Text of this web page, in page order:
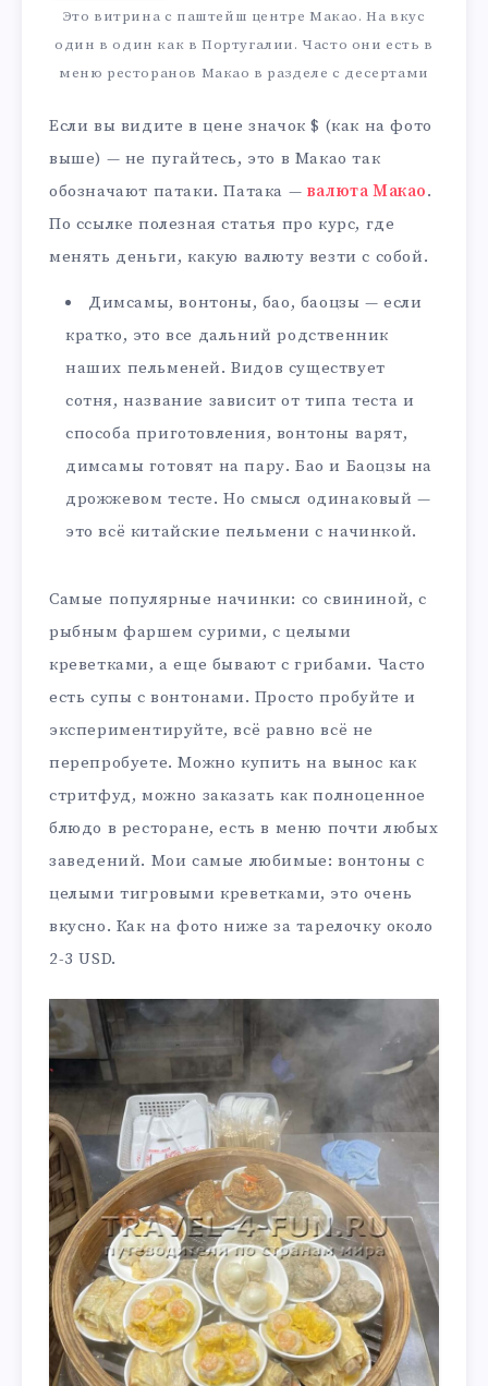
Это витрина с паштейш центре Макао. На вкус
один в один как в Португалии. Часто они есть в
меню ресторанов Макао в разделе с десертами
Если вы видите в цене значок $ (как на фото
выше) — не пугайтесь, это в Макао так
обозначают патаки. Патака — валюта Макао.
По ссылке полезная статья про курс, где
менять деньги, какую валюту везти с собой.
Димсамы, вонтоны, бао, баоцзы — если
кратко, это все дальний родственник
наших пельменей. Видов существует
сотня, название зависит от типа теста и
способа приготовления, вонтоны варят,
димсамы готовят на пару. Бао и Баоцзы на
дрожжевом тесте. Но смысл одинаковый —
это всё китайские пельмени с начинкой.
Самые популярные начинки: со свининой, с
рыбным фаршем сурими, с целыми
креветками, а еще бывают с грибами. Часто
есть супы с вонтонами. Просто пробуйте и
экспериментируйте, всё равно всё не
перепробуете. Можно купить на вынос как
стритфуд, можно заказать как полноценное
блюдо в ресторане, есть в меню почти любых
заведений. Мои самые любимые: вонтоны с
целыми тигровыми креветками, это очень
вкусно. Как на фото ниже за тарелочку около
2-3 USD.